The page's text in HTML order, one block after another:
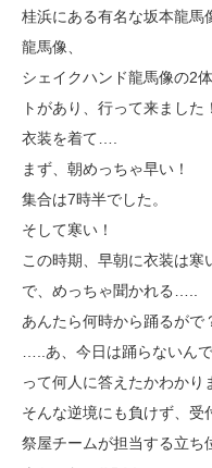
桂浜にある有名な坂本龍馬
龍馬像、
シェイクハンド龍馬像の2
トがあり、行って来ました！
衣装を着て….
まず、朝めっちゃ早い！
集合は7時半でした。
そして寒い！
この時期、早朝に衣装は寒
で、めっちゃ聞かれる…..
あんたら何時から踊るがで
…..あ、今日は踊らないん
って何人に答えたかわかり
そんな逆境にも負けず、受
祭屋チームが担当する立